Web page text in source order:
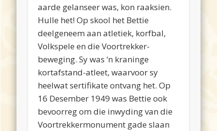
aarde gelanseer was, kon raaksien.
Hulle het! Op skool het Bettie
deelgeneem aan atletiek, korfbal,
Volkspele en die Voortrekker-
beweging. Sy was ‘n kraninge
kortafstand-atleet, waarvoor sy
heelwat sertifikate ontvang het. Op
16 Desember 1949 was Bettie ook
bevoorreg om die inwyding van die
Voortrekkermonument gade slaan